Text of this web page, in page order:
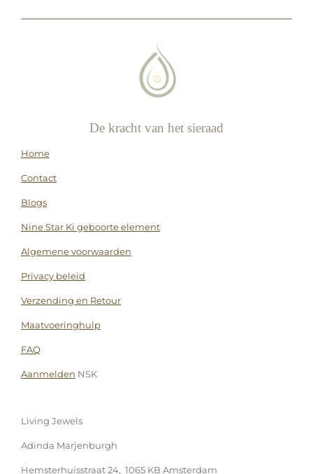
De kracht van het sieraad
Home
Contact
Blogs
Nine Star Ki geboorte element
Algemene voorwaarden
Privacy beleid
Verzending en Retour
Maatvoeringhulp
FAQ
Aanmelden NSK
Living Jewels
Adinda Marjenburgh
Hemsterhuisstraat 24, 1065 KB Amsterdam